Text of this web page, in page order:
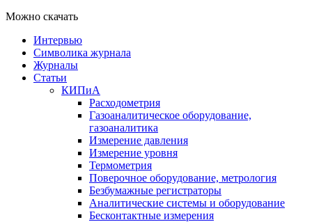
Можно скачать
Интервью
Символика журнала
Журналы
Статьи
КИПиА
Расходометрия
Газоаналитическое оборудование,
газоаналитика
Измерение давления
Измерение уровня
Термометрия
Поверочное оборудование, метрология
Безбумажные регистраторы
Аналитические системы и оборудование
Бесконтактные измерения